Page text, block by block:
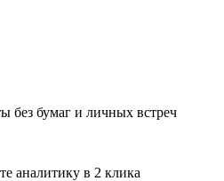
без бумаг и личных встреч
аналитику в 2 клика